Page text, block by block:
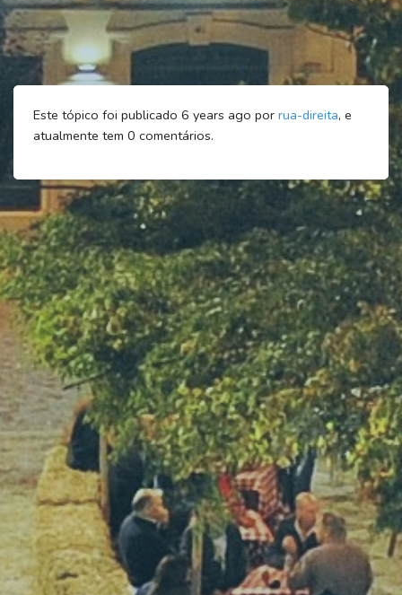
Este tópico foi publicado 6 years ago por rua-direita, e
atualmente tem 0 comentários.